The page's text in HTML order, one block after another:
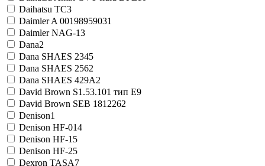
Daihatsu TC3
Daimler A 00198959031
Daimler NAG-13
Dana2
Dana SHAES 2345
Dana SHAES 2562
Dana SHAES 429A2
David Brown S1.53.101 тип E9
David Brown SEB 1812262
Denison1
Denison HF-014
Denison HF-1 5
Denison HF-25
Dexron TASA7